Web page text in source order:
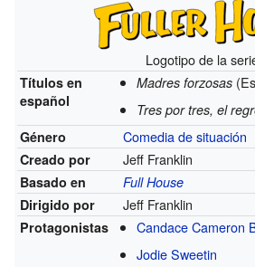
Logotipo de la
Títulos en
español
Madres forzosas
Tres por tres, el
Género Comedia de situación
Creado por Jeff Franklin
Basado en
Full House
Dirigido por
Jeff Franklin
Protagonistas
Candace Cameron
Jodie Sweetin